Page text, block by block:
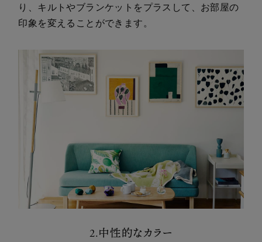
り、キルトやブランケットをプラスして、お部屋の
印象を変えることができます。
2.中性的なカラー